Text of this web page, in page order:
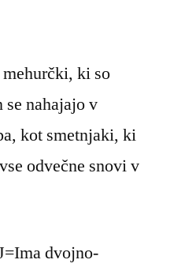
ki so
nahajajo v
kot smetnjaki, ki
odvečne snovi v
dvojno-